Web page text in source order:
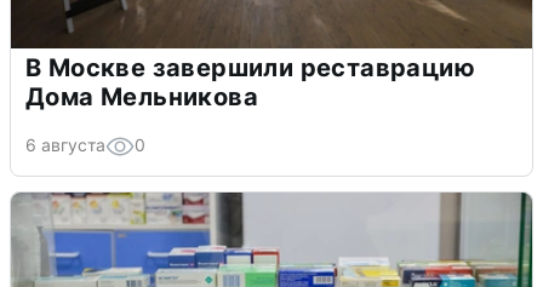
В Москве завершили реставрацию
Дома Мельникова
6 августа 0